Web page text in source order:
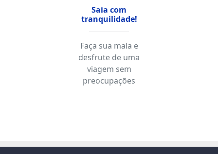
Saia com
tranquilidade!
Faça sua mala e
desfrute de uma
viagem sem
preocupações